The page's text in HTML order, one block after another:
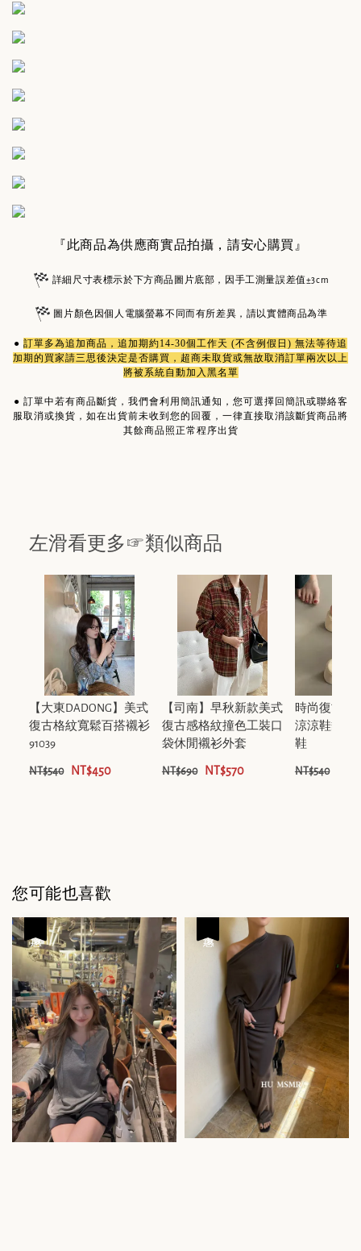
『此商品為供應商實品拍攝，請安心購買』
詳細尺寸表標示於下方商品圖片底部，因手工測量誤差值±3cm
圖片顏色因個人電腦螢幕不同而有所差異，請以實體商品為準
● 訂單多為追加商品 ，追加期約14-30個工作天 (不含例假日) 無法等待追
加期的買家請三思後決定是否購買，超商未取貨或無故取消訂單兩次以上
將被系統自動加入黑名單
● 訂單中若有商品斷貨，我們會利用簡訊通知，您可選擇回簡訊或聯絡客
服取消或換貨，如在出貨前未收到您的回覆，一律直接取消該斷貨商品將
其餘商品照正常程序出貨
左滑看更多☞類似商品
【大東DADONG】美式
復古格紋寬鬆百搭襯衫
91039
NT$540 NT$450
【司南】早秋新款美式
復古感格紋撞色工裝口
袋休閒襯衫外套
NT$690 NT$570
時尚復古細
涼涼鞋豹紋
鞋
NT$540
您可能也喜歡